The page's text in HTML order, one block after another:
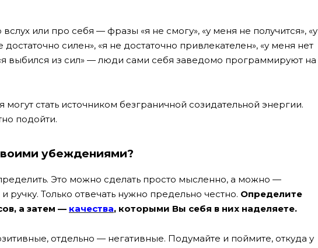
или про себя — фразы «я не смогу», «у меня не получится», «у
силен», «я не достаточно привлекателен», «у меня нет
выбился из сил» — люди сами себя заведомо программируют на
стать источником безграничной созидательной энергии.
подойти.
убеждениями?
Это можно сделать просто мысленно, а можно —
ручку. Только отвечать нужно предельно честно. Определите
а затем — качества, которыми Вы себя в них наделяете.
отдельно — негативные. Подумайте и поймите, откуда у